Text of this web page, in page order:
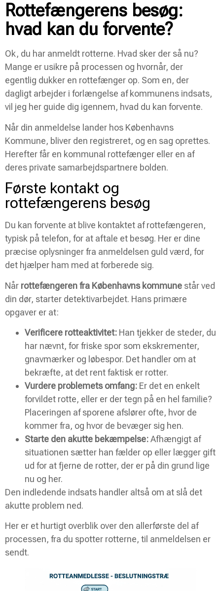
Rottefængerens besøg:
hvad kan du forvente?
Ok, du har anmeldt rotterne. Hvad sker der så nu?
Mange er usikre på processen og hvornår, der
egentlig dukker en rottefænger op. Som en, der
dagligt arbejder i forlængelse af kommunens indsats,
vil jeg her guide dig igennem, hvad du kan forvente.
Når din anmeldelse lander hos Københavns
Kommune, bliver den registreret, og en sag oprettes.
Herefter får en kommunal rottefænger eller en af
deres private samarbejdspartnere bolden.
Første kontakt og
rottefængerens besøg
Du kan forvente at blive kontaktet af rottefængeren,
typisk på telefon, for at aftale et besøg. Her er dine
præcise oplysninger fra anmeldelsen guld værd, for
det hjælper ham med at forberede sig.
Når rottefængeren fra Københavns kommune står ved
din dør, starter detektivarbejdet. Hans primære
opgaver er at:
Verificere rotteaktivitet: Han tjekker de steder, du
har nævnt, for friske spor som ekskrementer,
gnavmærker og løbespor. Det handler om at
bekræfte, at det rent faktisk er rotter.
Vurdere problemets omfang: Er det en enkelt
forvildet rotte, eller er der tegn på en hel familie?
Placeringen af sporene afslører ofte, hvor de
kommer fra, og hvor de bevæger sig hen.
Starte den akutte bekæmpelse:Afhængigt af
situationen sætter han fælder op eller lægger gift
ud for at fjerne de rotter, der er på din grund lige
nu og her.
Den indledende indsats handler altså om at slå det
akutte problem ned.
Her er et hurtigt overblik over den allerførste del af
processen, fra du spotter rotterne, til anmeldelsen er
sendt.